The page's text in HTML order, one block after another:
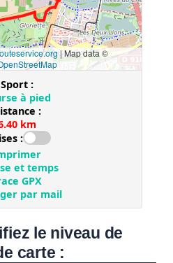
le niveau de
carte :